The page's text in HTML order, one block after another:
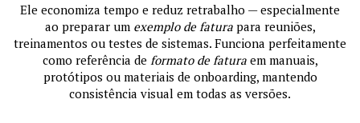
Ele economiza tempo e reduz retrabalho — especialmente
ao preparar um exemplo de faturapara reuniões,
treinamentos ou testes de sistemas. Funciona perfeitamente
como referência de formato de faturaem manuais,
protótipos ou materiais de onboarding, mantendo
consistência visual em todas as versões.